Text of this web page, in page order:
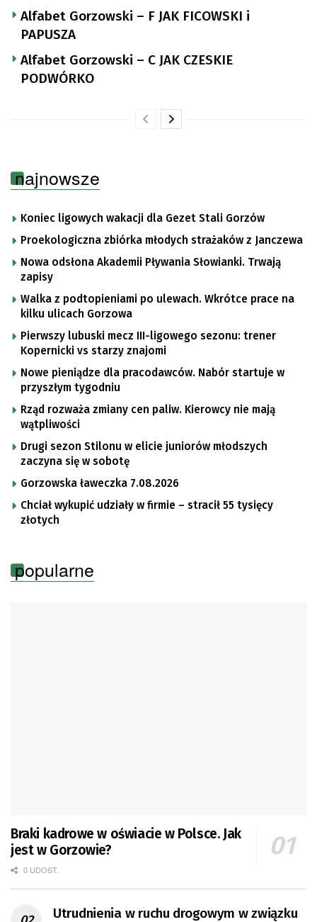
Alfabet Gorzowski – F JAK FICOWSKI i
PAPUSZA
Alfabet Gorzowski – C JAK CZESKIE
PODWÓRKO
najnowsze
Koniec ligowych wakacji dla Gezet Stali Gorzów
Proekologiczna zbiórka młodych strażaków z Janczewa
Nowa odsłona Akademii Pływania Słowianki. Trwają
zapisy
Walka z podtopieniami po ulewach. Wkrótce prace na
kilku ulicach Gorzowa
Pierwszy lubuski mecz III-ligowego sezonu: trener
Kopernicki vs starzy znajomi
Nowe pieniądze dla pracodawców. Nabór startuje w
przyszłym tygodniu
Rząd rozważa zmiany cen paliw. Kierowcy nie mają
wątpliwości
Drugi sezon Stilonu w elicie juniorów młodszych
zaczyna się w sobotę
Gorzowska ławeczka 7.08.2026
Chciał wykupić udziały w firmie – stracił 55 tysięcy
złotych
popularne
Braki kadrowe w oświacie w Polsce. Jak
jest w Gorzowie?
0 UDOST.
Utrudnienia w ruchu drogowym w związku